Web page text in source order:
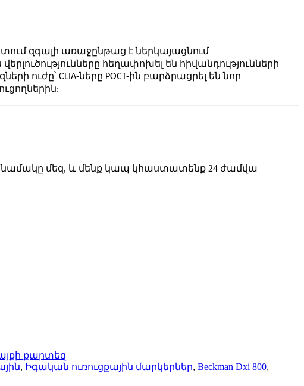
զգալի առաջընթաց է ներկայացնում
հեղափոխել են հիվանդությունների
ուժը՝ CLIA-ները POCT-ին բարձրացրել են նոր
նամակը մեզ, և մենք կապ կհաստատենք 24 ժամվա
քարտեզ
, Իգական ուռուցքային մարկերներ, Beckman Dxi 800,